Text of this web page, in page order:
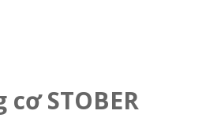
STOBER